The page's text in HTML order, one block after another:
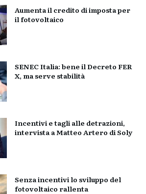
Aumenta il credito di imposta per
il fotovoltaico
SENEC Italia: bene il Decreto FER
X, ma serve stabilità
Incentivi e tagli alle detrazioni,
intervista a Matteo Artero di Soly
Senza incentivi lo sviluppo del
fotovoltaico rallenta